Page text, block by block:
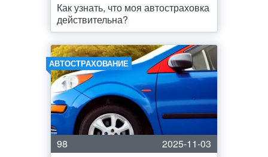
Как узнать, что моя автостраховка
действительна?
АВТОСТРАХОВАНИЕ
98
2025-11-03